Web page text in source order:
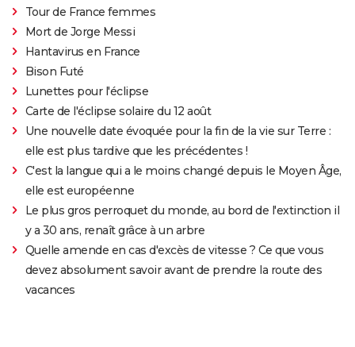
Tour de France femmes
Mort de Jorge Messi
Hantavirus en France
Bison Futé
Lunettes pour l'éclipse
Carte de l'éclipse solaire du 12 août
Une nouvelle date évoquée pour la fin de la vie sur Terre :
elle est plus tardive que les précédentes !
C'est la langue qui a le moins changé depuis le Moyen Âge,
elle est européenne
Le plus gros perroquet du monde, au bord de l'extinction il
y a 30 ans, renaît grâce à un arbre
Quelle amende en cas d'excès de vitesse ? Ce que vous
devez absolument savoir avant de prendre la route des
vacances